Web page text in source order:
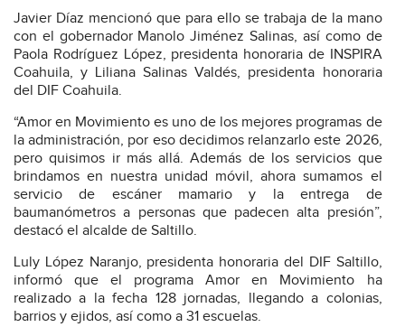
Javier Díaz mencionó que para ello se trabaja de la mano
con el gobernador Manolo Jiménez Salinas, así como de
Paola Rodríguez López, presidenta honoraria de INSPIRA
Coahuila, y Liliana Salinas Valdés, presidenta honoraria
del DIF Coahuila.
“Amor en Movimiento es uno de los mejores programas de
la administración, por eso decidimos relanzarlo este 2026,
pero quisimos ir más allá. Además de los servicios que
brindamos en nuestra unidad móvil, ahora sumamos el
servicio de escáner mamario y la entrega de
baumanómetros a personas que padecen alta presión”,
destacó el alcalde de Saltillo.
Luly López Naranjo, presidenta honoraria del DIF Saltillo,
informó que el programa Amor en Movimiento ha
realizado a la fecha 128 jornadas, llegando a colonias,
barrios y ejidos, así como a 31 escuelas.